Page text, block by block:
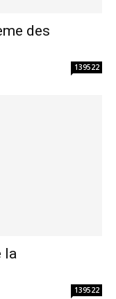
des
139522
la
139522